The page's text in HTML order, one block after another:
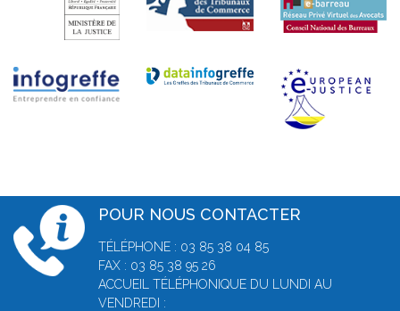
POUR NOUS CONTACTER
TÉLÉPHONE : 03 85 38 04 85
FAX : 03 85 38 95 26
ACCUEIL TÉLÉPHONIQUE DU LUNDI AU
VENDREDI :